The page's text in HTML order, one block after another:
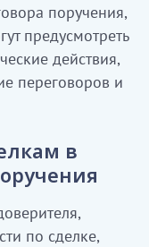
поручения,
предусмотреть
действия,
переговоров и
в
по сделке,